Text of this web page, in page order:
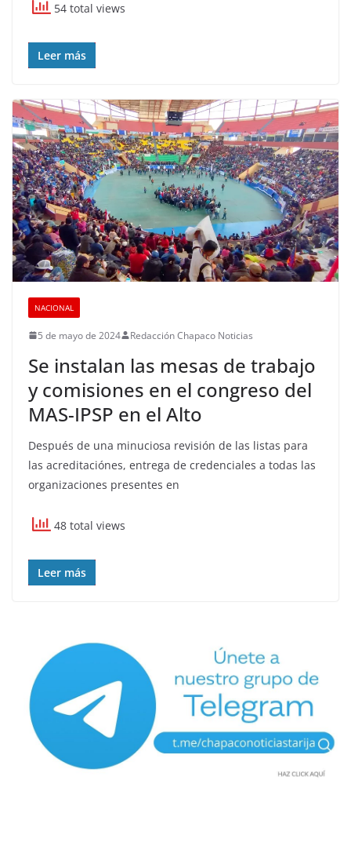
54 total views
Leer más
NACIONAL
5 de mayo de 2024 Redacción Chapaco Noticias
Se instalan las mesas de trabajo
y comisiones en el congreso del
MAS-IPSP en el Alto
Después de una minuciosa revisión de las listas para
las acreditaciónes, entrega de credenciales a todas las
organizaciones presentes en
48 total views
Leer más